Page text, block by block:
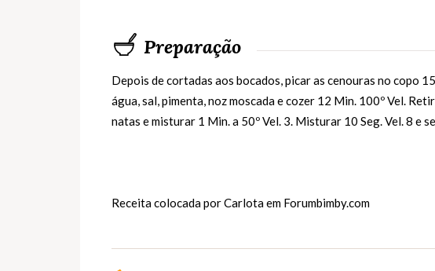
Preparação
Depois de cortadas aos bocados, picar as cenouras no copo
água, sal, pimenta, noz moscada e cozer 12 Min. 100º Vel.
natas e misturar 1 Min. a 50º Vel. 3. Misturar 10 Seg. Vel. 8 e
Receita colocada por Carlota em Forumbimby.com